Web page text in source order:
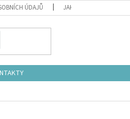
ÚDAJŮ JAK NAKUPOVAT